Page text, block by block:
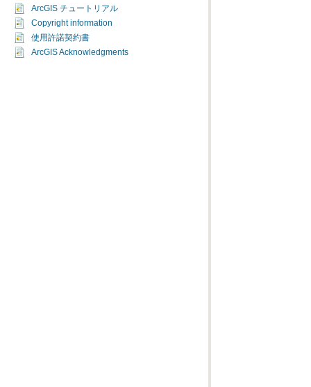
ArcGIS チュートリアル
Copyright information
使用許諾契約書
ArcGIS Acknowledgments